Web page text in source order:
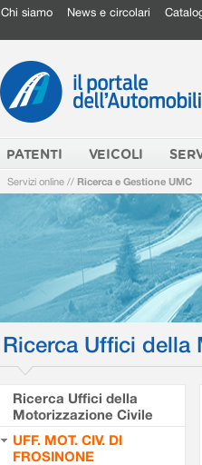
Chi siamo News e circolari
PATENTI VEICOLI
Servizi online // Ricerca e Gestione UMC
Ricerca Uffici della
Ricerca Uffici della
Motorizzazione Civile
UFF. MOT. CIV. DI
FROSINONE